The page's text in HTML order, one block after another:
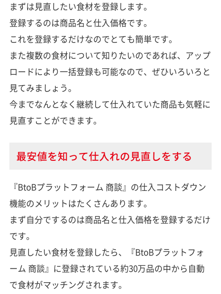
まずは見直したい食材を登録します。
登録するのは商品名と仕入価格です。
これを登録するだけなのでとても簡単です。
また複数の食材について知りたいのであれば、アップ
ロードにより一括登録も可能なので、ぜひいろいろと
見てみましょう。
今までなんとなく継続して仕入れていた商品も気軽に
見直すことができます。
最安値を知って仕入れの見直しをする
『BtoBプラットフォーム 商談』の仕入コストダウン
機能のメリットはたくさんあります。
まず自分でするのは商品名と仕入価格を登録するだけ
です。
見直したい食材を登録したら、『BtoBプラットフォ
ーム 商談』に登録されている約30万品の中から自動
で食材がマッチングされます。